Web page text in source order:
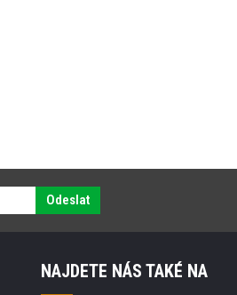
Odeslat
NAJDETE NÁS TAKÉ NA